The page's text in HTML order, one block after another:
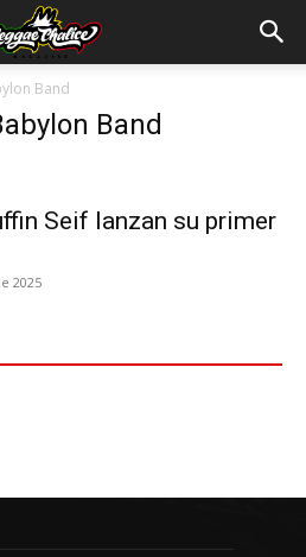
Band
Band
Seif lanzan su primer
2025